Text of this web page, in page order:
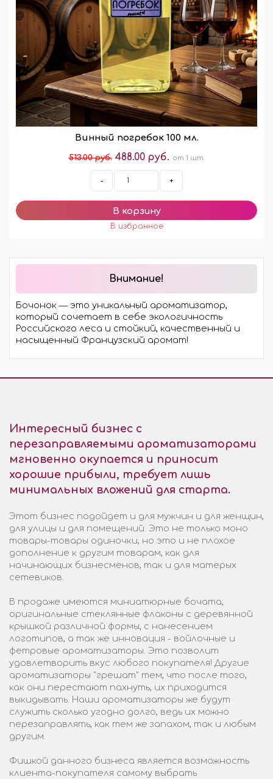
Винный погребок 100 мл.
513.00 руб. 488.00 руб. от 1 шт.
- +
Внимание!
Бочонок — это уникальный ароматизатор,
который сочетает в себе экологичность
Российского леса и стойкий, качественный и
насыщенный Французский аромат!
Интересный бизнес с
перезаправляемыми ароматизаторами
мгновенно окупается и приносит
хорошие прибыли, требует лишь
минимальных вложений для старта.
Этот бизнес подойдет и для мужчин и для женщин,
для улицы и для помещений. Это не только моно
товары-товары одиночки, но это и не плохое
дополнение к другим товарам, как для
начинающих бизнесменов, так и для матерых
сетевиков.
В продаже имеются миниатюрные бочата,
оригинальные стеклянные флаконы с деревянной
крышкой различной формы, с нанесением
логотипов, а так же инновация - войлочные и
фетровые ароматизаторы. Это позволит
удовлетворить вкус любого покупателя! Другие
ароматизаторы "грешат" тем, что после того,
как они перестают пахнуть, их приходится
выкидывать. Наши ароматизаторы же будут
служить сколько угодно долго, ведь их можно
перезаправлять, как тем же запахом, так и любым
другим.
Фишкой данного бизнеса является возможность
клиента-покупателя самому выбрать